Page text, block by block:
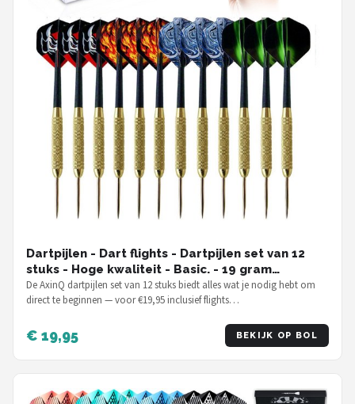
Dartpijlen - Dart flights - Dartpijlen set van 12
stuks - Hoge kwaliteit - Basic. - 19 gram
dartpijlen
De AxinQ dartpijlen set van 12 stuks biedt alles wat je nodig hebt om
direct te beginnen — voor €19,95 inclusief flights…
€ 19,95 BEKIJK OP BOL